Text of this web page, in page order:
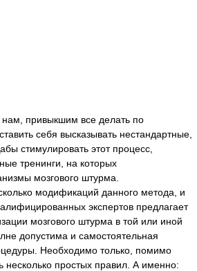
привыкшим все делать по
себя высказывать нестандартные,
стимулировать этот процесс,
тренинги, на которых
мозгового штурма.
модификаций данного метода, и
экспертов предлагает
мозгового штурма в той или иной
допустима и самостоятельная
Необходимо только, помимо
несколько простых правил. А именно: